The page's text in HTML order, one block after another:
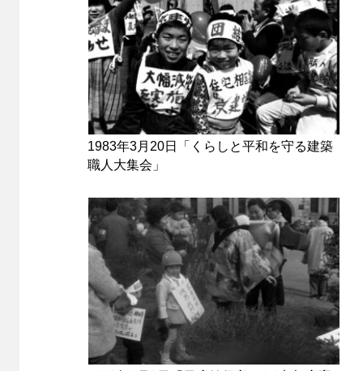
1983年3月20日「くらしと平和を守る建築
職人大集会」